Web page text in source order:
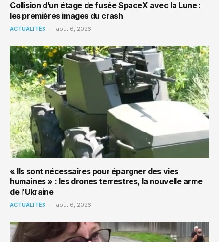
Collision d’un étage de fusée SpaceX avec la Lune :
les premières images du crash
ACTUALITÉS août 6, 2026
« Ils sont nécessaires pour épargner des vies
humaines » : les drones terrestres, la nouvelle arme
de l’Ukraine
ACTUALITÉS août 6, 2026